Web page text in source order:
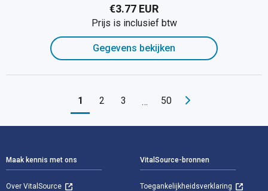
€3.77 EUR
Prijs is inclusief btw
Gegevens bekijken
1 2 3 … 50
Maak kennis met ons
Over VitalSource
VitalSource-bronnen
Toegankelijkheidsverklaring